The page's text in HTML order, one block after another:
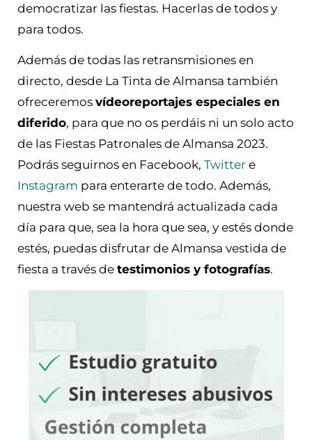
democratizar las fiestas. Hacerlas de todos y
para todos.
Además de todas las retransmisiones en
directo, desde La Tinta de Almansa también
ofreceremos vídeoreportajes especiales en
diferido, para que no os perdáis ni un solo acto
de las Fiestas Patronales de Almansa 2023.
Podrás seguirnos en Facebook, Twitter e
Instagram para enterarte de todo. Además,
nuestra web se mantendrá actualizada cada
día para que, sea la hora que sea, y estés donde
estés, puedas disfrutar de Almansa vestida de
fiesta a través de testimonios y fotografías.